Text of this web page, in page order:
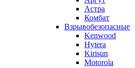
Астра
Комбат
Взрывобезопасные
Kenwood
Hytera
Kirisun
Motorola